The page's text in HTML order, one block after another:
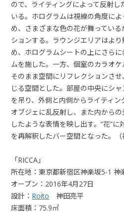
ので、ライティングによって反射
いる。ホログラムは視線の角度に
め、さまざまな色の花が舞ってい
ションする。ラウンジエリアはよ
め、ホログラムシートの上にさら
ムを施した。一方、個室のカラオ
そのまま空間にリフレクションさ
じる空間とした。部屋の中央にシ
を吊り、外側と内側からライティ
オブジェに乱反射し、また内から
したような表情を映し出す。“花”
を再解釈したバー空間となった。（
「RICCA」
所在地：東京都新宿区神楽坂5-1 神
オープン：2016年4月27日
設計： Roito 神田亮平
床面積：75.9㎡